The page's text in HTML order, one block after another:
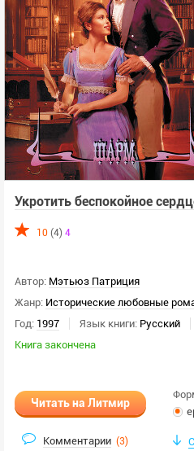
Укротить беспокойное
10 (4)4
Автор: Мэтьюз Патриция
Жанр: Исторические любовные
Год: 1997 Язык книги: Русский
Книга закончена
Читать на Литмир
Комментарии (3)